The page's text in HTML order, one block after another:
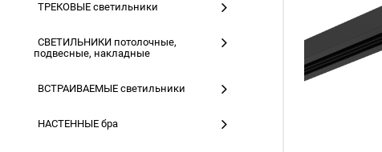
ТРЕКОВЫЕ светильники
СВЕТИЛЬНИКИ потолочные,
подвесные, накладные
ВСТРАИВАЕМЫЕ светильники
НАСТЕННЫЕ бра